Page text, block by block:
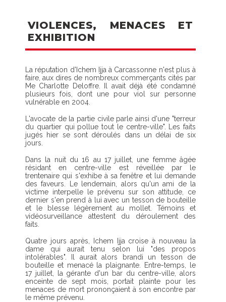
VIOLENCES, MENACES ET
EXHIBITION
La réputation d'Ichem Ijja à Carcassonne n'est plus à
faire, aux dires de nombreux commerçants cités par
Me Charlotte Deloffre. Il avait déjà été condamné
plusieurs fois, dont une pour viol sur personne
vulnérable en 2004.
L'avocate de la partie civile parle ainsi d'une "terreur
du quartier qui pollue tout le centre-ville". Les faits
jugés hier se sont déroulés dans un délai de six
jours.
Dans la nuit du 16 au 17 juillet, une femme âgée
résidant en centre-ville est réveillée par le
trentenaire qui s'exhibe à sa fenêtre et lui demande
des faveurs. Le lendemain, alors qu'un ami de la
victime interpelle le prévenu sur son attitude, ce
dernier s'en prend à lui avec un tesson de bouteille
et le blesse légèrement au mollet. Témoins et
vidéosurveillance attestent du déroulement des
faits.
Quatre jours après, Ichem Ijja croise à nouveau la
dame qui aurait tenu selon lui "des propos
intolérables". Il aurait alors brandi un tesson de
bouteille et menacé la plaignante. Entre-temps, le
17 juillet, la gérante d'un bar du centre-ville, alors
enceinte de sept mois, portait plainte pour les
menaces de mort prononçaient à son encontre par
le même prévenu.